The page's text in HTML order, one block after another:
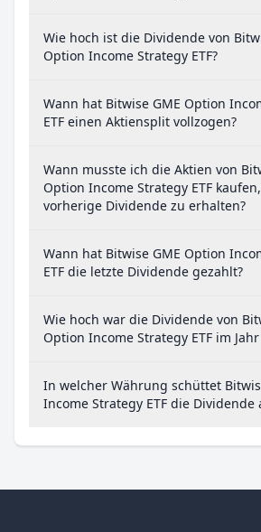
Wie hoch ist die Dividende von
Option Income Strategy ETF?
Wann hat Bitwise GME Option
ETF einen Aktiensplit vollzogen?
Wann musste ich die Aktien von
Option Income Strategy ETF
vorherige Dividende zu erhalten?
Wann hat Bitwise GME Option
ETF die letzte Dividende gezahlt?
Wie hoch war die Dividende von
Option Income Strategy ETF im Jahr
In welcher Währung schüttet
Income Strategy ETF die Dividende